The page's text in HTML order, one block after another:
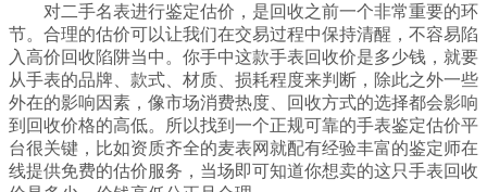
对二手名表进行鉴定估价，是回收之前一个非常重要的环
节。合理的估价可以让我们在交易过程中保持清醒，不容易陷
入高价回收陷阱当中。你手中这款手表回收价是多少钱，就要
从手表的品牌、款式、材质、损耗程度来判断，除此之外一些
外在的影响因素，像市场消费热度、回收方式的选择都会影响
到回收价格的高低。所以找到一个正规可靠的手表鉴定估价平
台很关键，比如资质齐全的麦表网就配有经验丰富的鉴定师在
线提供免费的估价服务，当场即可知道你想卖的这只手表回收